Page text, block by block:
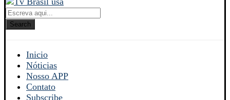
Search
Inicio
Nóticias
Nosso APP
Contato
Subscribe